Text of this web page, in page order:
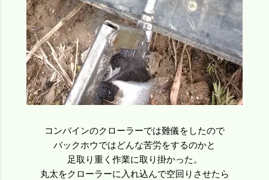
コンバインのクローラーでは難儀をしたので
バックホウではどんな苦労をするのかと
足取り重く作業に取り掛かった。
丸太をクローラーに入れ込んで空回りさせたら